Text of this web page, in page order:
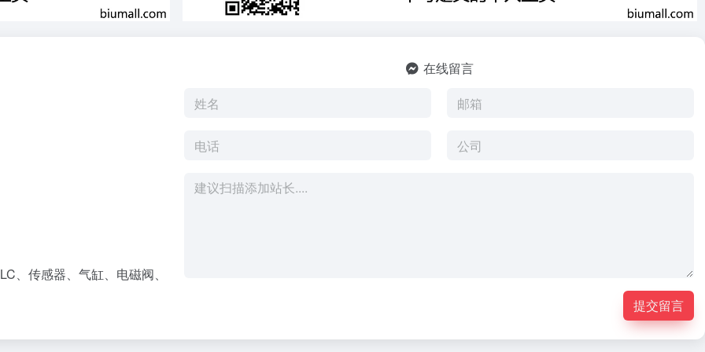
、传感器、气缸、电磁阀、
在线留言
提交留言